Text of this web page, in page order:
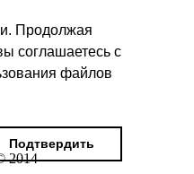
Продолжая
соглашаетесь с
файлов
Подтвердить
2014